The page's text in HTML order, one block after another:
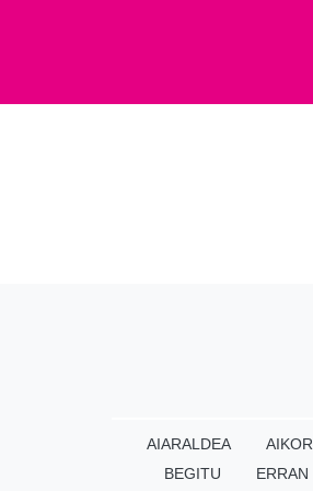
AIARALDEA AIKOR
BEGITU
ERRAN